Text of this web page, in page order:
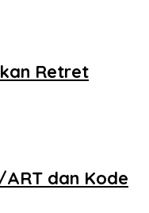
Retret
ART dan Kode